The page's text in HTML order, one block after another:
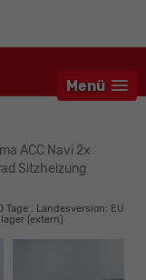
Menü
ACC Navi 2x
Sitzheizung
Tage , Landesversion: EU
(extern)